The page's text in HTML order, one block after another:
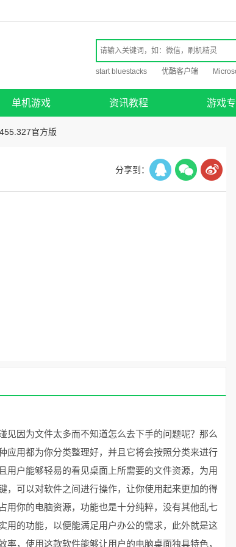
start bluestacks 优酷客户端
单机游戏 资讯教程 游戏
官方版
分享到：
见因为文件太多而不知道怎么去下手的问题呢？那么
应用都为你分类整理好，并且它将会按照分类来进行
户能够轻易的看见桌面上所需要的文件资源，为用
，可以对软件之间进行操作，让你使用起来更加的得
用你的电脑资源，功能也是十分纯粹，没有其他乱七
用的功能，以便能满足用户办公的需求，此外就是这
，使用这款软件能够让用户的电脑桌面独具特色，